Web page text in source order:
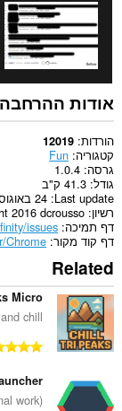
אודות ההרחבה
הורדות 12019
קטגוריה Fun
גרסה 1.0.4
גודל 41.3 ק"ב
Last update 24 באוגוסט 2016
רשיון 2016 dcrousso
דף תמיכה issues
דף קוד מקור Chrome
Related
Micro
chill
work)